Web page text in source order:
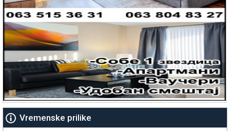
Vremenske prilike